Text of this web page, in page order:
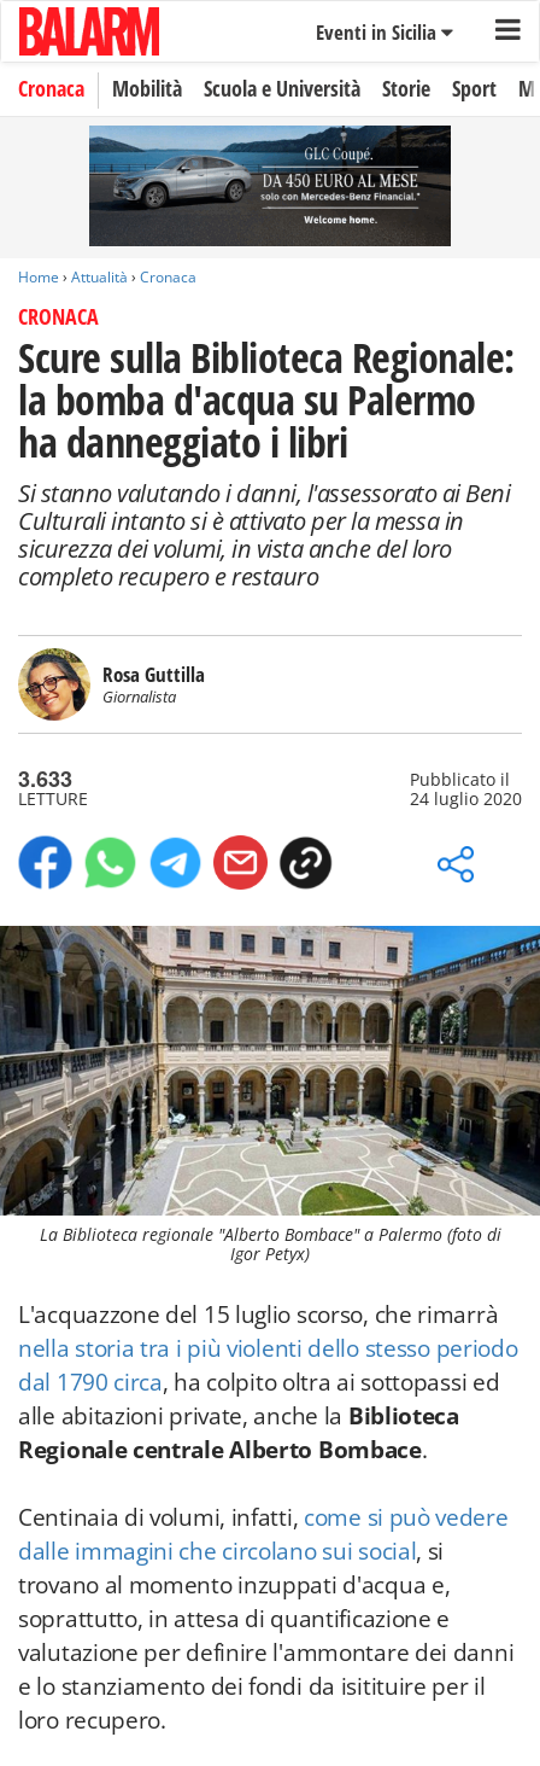
Eventi in Sicilia
Cronaca Mobilità Scuola e Università Storie Sport
Home › Attualità › Cronaca
CRONACA
Scure sulla Biblioteca Regionale:
la bomba d'acqua su Palermo
ha danneggiato i libri
Si stanno valutando i danni, l'assessorato ai Beni
Culturali intanto si è attivato per la messa in
sicurezza dei volumi, in vista anche del loro
completo recupero e restauro
Rosa Guttilla
Giornalista
3.633
LETTURE
Pubblicato il
24 luglio 2020
La Biblioteca regionale "Alberto Bombace" a Palermo (foto di
Igor Petyx)
L'acquazzone del 15 luglio scorso, che rimarrà
nella storia tra i più violenti dello stesso periodo
dal 1790 circa, ha colpito oltra ai sottopassi ed
alle abitazioni private, anche la Biblioteca
Regionale centrale Alberto Bombace.
Centinaia di volumi, infatti, come si può vedere
dalle immagini che circolano sui social, si
trovano al momento inzuppati d'acqua e,
soprattutto, in attesa di quantificazione e
valutazione per definire l'ammontare dei danni
e lo stanziamento dei fondi da isitituire per il
loro recupero.